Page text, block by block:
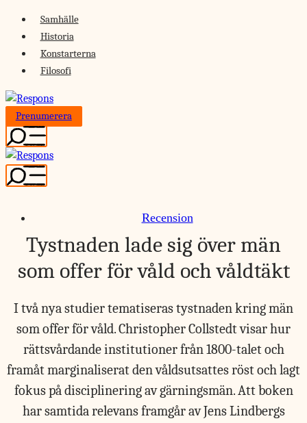
Skip
content
Samhälle
Historia
Konstarterna
Filosofi
Prenumerera
Recension
Tystnaden lade sig över män
som offer för våld och våldtäkt
I två nya studier tematiseras tystnaden kring män
som offer för våld. Christopher Collstedt visar hur
rättsvårdande institutioner från 1800-talet och
framåt marginaliserat den våldsutsattes röst och lagt
fokus på disciplinering av gärningsmän. Att boken
har samtida relevans framgår av Jens Lindbergs